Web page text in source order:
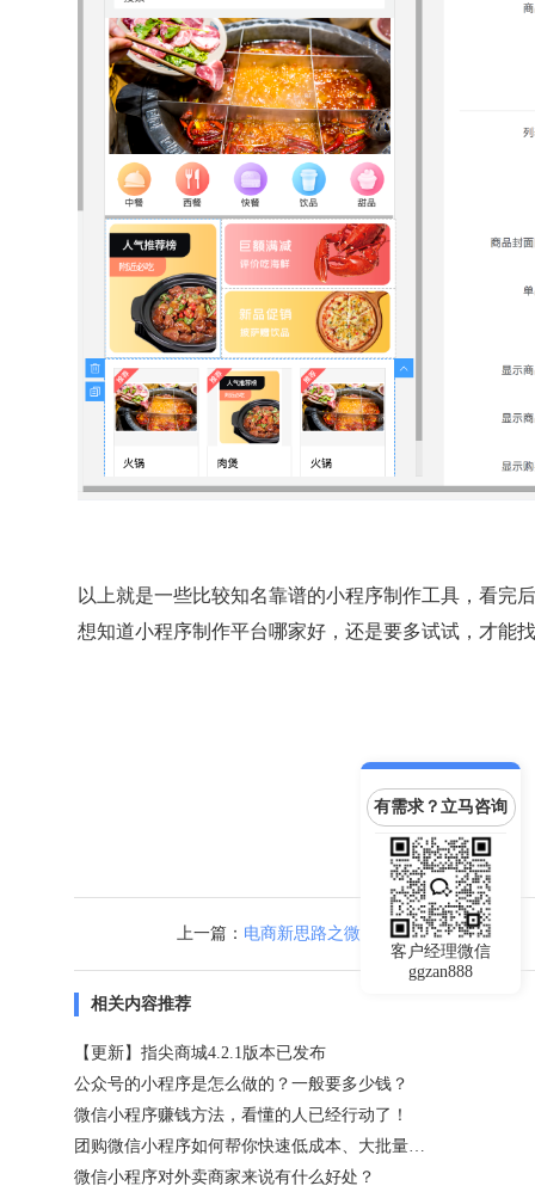
以上就是一些比较知名靠谱的小程序制作工具，看完
想知道小程序制作平台哪家好，还是要多试试，才能
上一篇： 电商新思路之微信小程序商城
相关内容推荐
【更新】指尖商城4.2.1版本已发布
公众号的小程序是怎么做的？一般要多少钱？
微信小程序赚钱方法，看懂的人已经行动了！
微信小程序对外卖商家来说有什么好处？
有需求？立马咨询
客户经理微信
ggzan888